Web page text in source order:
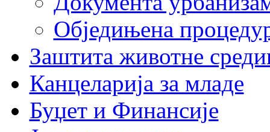
Обједињена
Заштита животне
Канцеларија за младе
Буџет и Финансије